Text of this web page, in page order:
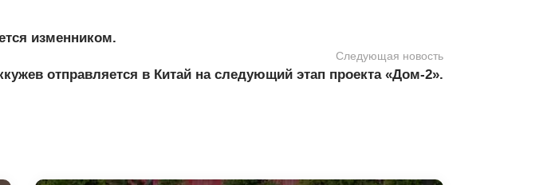
изменником.
Следующая новость
отправляется в Китай на следующий этап проекта «Дом-2».